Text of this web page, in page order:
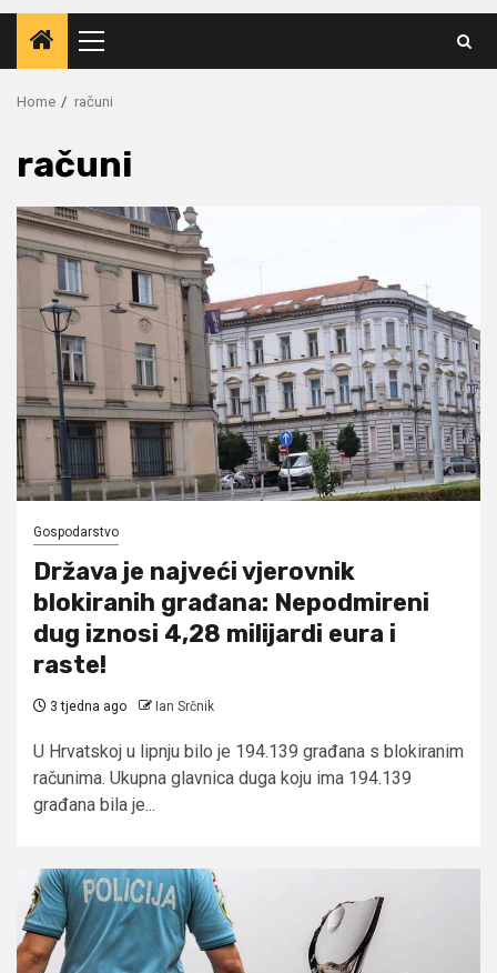
Primary
Menu
Home računi
računi
Gospodarstvo
Država je najveći vjerovnik
blokiranih građana: Nepodmireni
dug iznosi 4,28 milijardi eura i
raste!
3 tjedna ago Ian Srčnik
U Hrvatskoj u lipnju bilo je 194.139 građana s blokiranim
računima. Ukupna glavnica duga koju ima 194.139
građana bila je...